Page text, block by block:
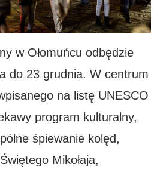
w Ołomuńcu odbędzie
do 23 grudnia. W centrum
na listę UNESCO
program kulturalny,
śpiewanie kolęd,
Mikołaja,